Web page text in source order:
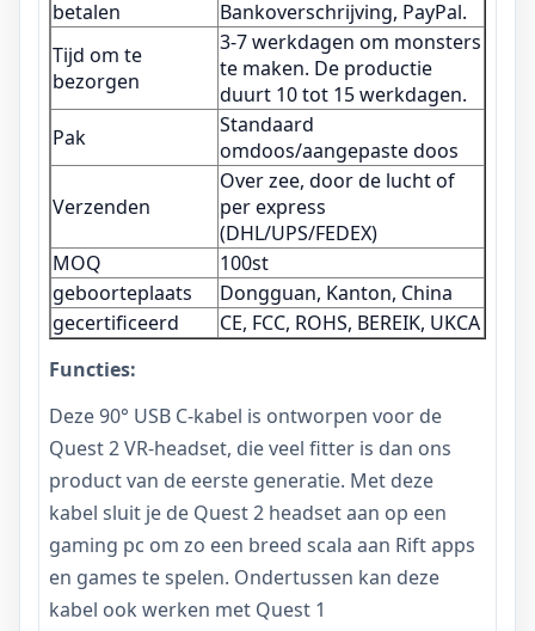
betalen
Bankoverschrijving, PayPal.
Tijd om te
bezorgen
3-7 werkdagen om monsters
te maken. De productie
duurt 10 tot 15 werkdagen.
Pak
Standaard
omdoos/aangepaste doos
Verzenden
Over zee, door de lucht of
per express
(DHL/UPS/FEDEX)
MOQ
100st
geboorteplaats
Dongguan, Kanton, China
gecertificeerd
CE, FCC, ROHS, BEREIK, UKCA
Functies:
Deze 90° USB C-kabel is ontworpen voor de
Quest 2 VR-headset, die veel fitter is dan ons
product van de eerste generatie. Met deze
kabel sluit je de Quest 2 headset aan op een
gaming pc om zo een breed scala aan Rift apps
en games te spelen. Ondertussen kan deze
kabel ook werken met Quest 1